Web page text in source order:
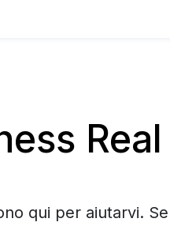
qui per aiutarvi.